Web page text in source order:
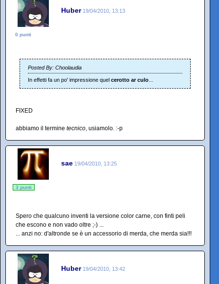
Huber 19/04/2010, 13:13
0 punti
Posted By: Choolaudia
In effetti fa un po' impressione quel cerotto ar culo
FIXED
abbiamo il termine tecnico, usiamolo. :-p
sae 19/04/2010, 13:25
3 punti
Spero che qualcuno inventi la versione color carne, con finti peli
che escono e non vado oltre ;-) ...
... anzi no: d'altronde se è un accessorio di merda, che merda sia!!!
Huber 19/04/2010, 13:42